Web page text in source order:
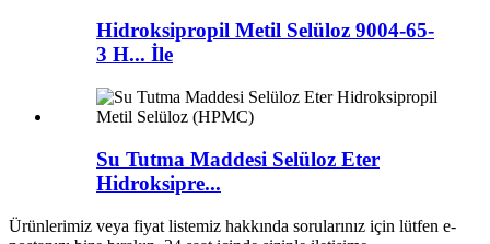
Hidroksipropil Metil Selüloz 9004-65-
3 H... İle
Su Tutma Maddesi Selüloz Eter
Hidroksipre...
Ürünlerimiz veya fiyat listemiz hakkında sorularınız için lütfen e-